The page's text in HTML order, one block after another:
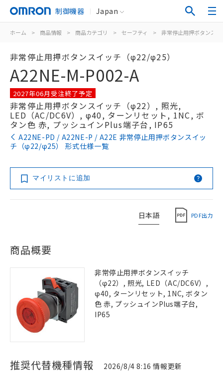
制御機器 Japan
ホーム > 商品情報 > 商品カテゴリ > セーフティ > 非常停止用押ボタンスイ
非常停止用押ボタンスイッチ（φ22/φ25）
A22NE-M-P002-A
2027年06月受注終了予定
非常停止用押ボタンスイッチ（φ22）, 照光,
LED（AC/DC6V）, φ40, ターンリセット, 1NC, ボ
タン色 赤, プッシュインPlus端子台, IP65
A22NE-PD / A22NE-P / A22E 非常停止用押ボタンスイッ
チ（φ22/φ25） 形式仕様一覧
マイリストに追加
日本語 PDF出力
商品概要
非常停止用押ボタンスイッチ
（φ22）, 照光, LED（AC/DC6V）,
φ40, ターンリセット, 1NC, ボタン
色 赤, プッシュインPlus端子台,
IP65
推奨代替機種情報 2026/8/4 8:16 情報更新